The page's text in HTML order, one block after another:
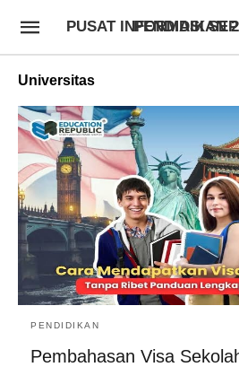
PUSAT INFORMASI SEPUTAR DUNIA
Universitas
PENDIDIKAN
Pembahasan Visa